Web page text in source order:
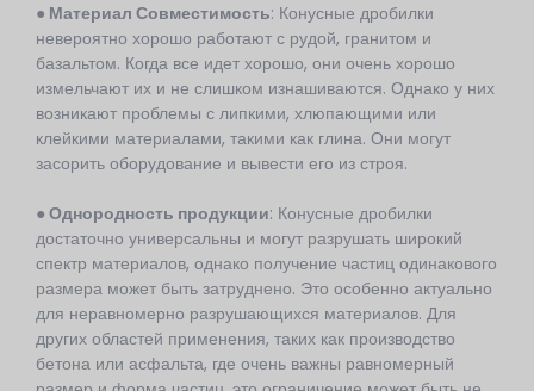
● Материал Совместимость: Конусные дробилки
невероятно хорошо работают с рудой, гранитом и
базальтом. Когда все идет хорошо, они очень хорошо
измельчают их и не слишком изнашиваются. Однако у них
возникают проблемы с липкими, хлюпающими или
клейкими материалами, такими как глина. Они могут
засорить оборудование и вывести его из строя.
● Однородность продукции: Конусные дробилки
достаточно универсальны и могут разрушать широкий
спектр материалов, однако получение частиц одинакового
размера может быть затруднено. Это особенно актуально
для неравномерно разрушающихся материалов. Для
других областей применения, таких как производство
бетона или асфальта, где очень важны равномерный